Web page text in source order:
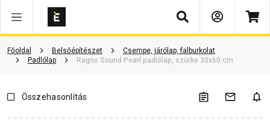
Keresés
Főoldal Belsőépítészet
Csempe, járólap, falburkolat
Padlólap
Ragno Sound Pearl padlólap, szürke 30x60 cm
Vásárlói vélemények Kérdések és válaszok Kapcsolódó cikkek
Összehasonlítás